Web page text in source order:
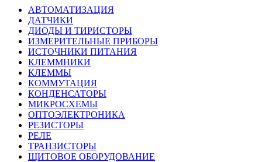
АВТОМАТИЗАЦИЯ
ДАТЧИКИ
ДИОДЫ И ТИРИСТОРЫ
ИЗМЕРИТЕЛЬНЫЕ ПРИБОРЫ
ИСТОЧНИКИ ПИТАНИЯ
КЛЕММНИКИ
КЛЕММЫ
КОММУТАЦИЯ
КОНДЕНСАТОРЫ
МИКРОСХЕМЫ
ОПТОЭЛЕКТРОНИКА
РЕЗИСТОРЫ
РЕЛЕ
ТРАНЗИСТОРЫ
ЩИТОВОЕ ОБОРУДОВАНИЕ